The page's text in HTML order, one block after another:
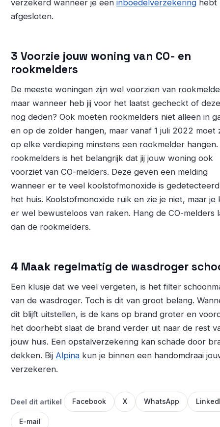
verzekerd wanneer je een inboedelverzekering hebt
afgesloten.
3 Voorzie jouw woning van CO- en
rookmelders
De meeste woningen zijn wel voorzien van
maar wanneer heb jij voor het laatst gecheckt of
nog deden? Ook moeten rookmelders niet alleen in
en op de zolder hangen, maar vanaf 1 juli 2022 moet
op elke verdieping minstens een rookmelder hangen.
rookmelders is het belangrijk dat jij jouw woning ook
voorziet van CO-melders. Deze geven een melding
wanneer er te veel koolstofmonoxide is
het huis. Koolstofmonoxide ruik en zie je niet, maar je
er wel bewusteloos van raken. Hang de CO-melders
dan de rookmelders.
4 Maak regelmatig de wasdroger
Een klusje dat we veel vergeten, is het filter
van de wasdroger. Toch is dit van groot belang.
dit blijft uitstellen, is de kans op brand groter en
het doorhebt slaat de brand verder uit naar de rest
jouw huis. Een opstalverzekering kan schade door
dekken. Bij Alpina kun je binnen een handomdraai
verzekeren.
Deel dit artikel Facebook X WhatsApp
E-mail